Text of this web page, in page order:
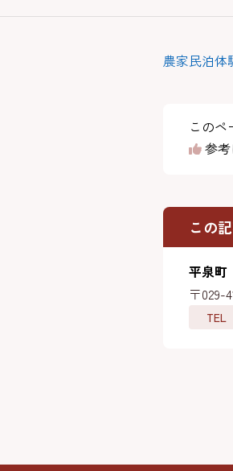
農家民泊体
このペ
参
この
平泉
〒029-
TEL